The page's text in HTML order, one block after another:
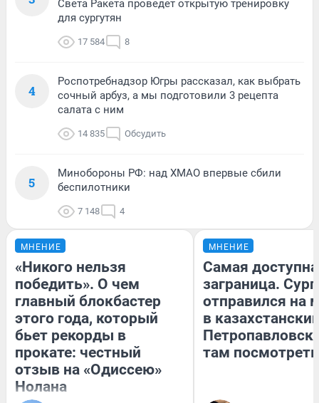
Света Ракета проведет открытую тренировку
для сургутян
17 584 8
4
Роспотребнадзор Югры рассказал, как выбрать
сочный арбуз, а мы подготовили 3 рецепта
салата с ним
14 835 Обсудить
5
Минобороны РФ: над ХМАО впервые сбили
беспилотники
7 148 4
МНЕНИЕ
«Никого нельзя
победить». О чем
главный блокбастер
этого года, который
бьет рекорды в
прокате: честный
отзыв на «Одиссею»
Нолана
МНЕНИЕ
Самая
заграница.
отправился на
в
там посмотреть